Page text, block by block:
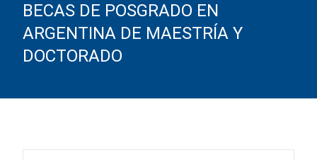
BECAS DE POSGRADO EN
ARGENTINA DE MAESTRÍA Y
DOCTORADO